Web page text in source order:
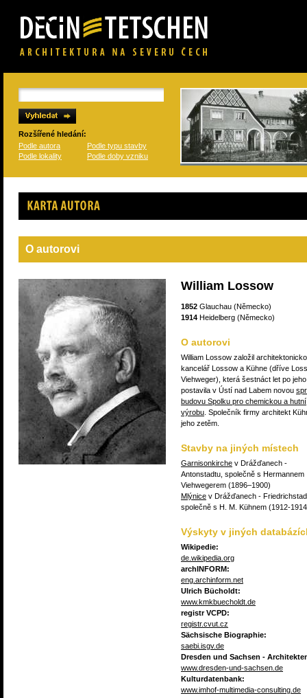
Rozšířené hledání:
Podle autora
Podle typu stavby
Podle lokality
Podle doby vzniku
Karta autora
O autorovi
William Lossow
1852 Glauchau (Německo)
1914 Heidelberg (Německo)
O autorovi
William Lossow založil
kancelář Lossow a Kühne (dříve
Viehweger), která šestnáct let po
postavila v Ústí nad Labem novou
budovu Spolku pro chemickou a hutní
výrobu . Společník firmy architekt
jeho zetěm.
Stavby na jiných místech
Garnisonkirche v Drážďanech -
Antonstadtu, společně s Hermannem
Viehwegerem (1896–1900)
Mlýnice v Drážďanech -
společně s H. M. Kühnem (1912-
Výskyty v jiných
Wikipedie:
de.wikipedia.org
archINFORM:
eng.archinform.net
Ulrich Bücholdt:
www.kmkbuecholdt.de
registr VCPD:
registr.cvut.cz
Sächsische Biographie:
saebi.isgv.de
Dresden und Sachsen -
www.dresden-und-sachsen.de
Kulturdatenbank:
www.imhof-multimedia-consulting.de